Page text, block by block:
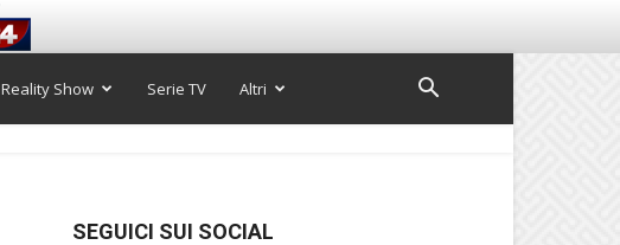
Reality Show Serie TV Altri
SEGUICI SUI SOCIAL